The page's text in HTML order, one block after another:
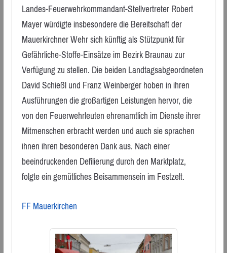
Landes-Feuerwehrkommandant-Stellvertreter Robert
Mayer würdigte insbesondere die Bereitschaft der
Mauerkirchner Wehr sich künftig als Stützpunkt für
Gefährliche-Stoffe-Einsätze im Bezirk Braunau zur
Verfügung zu stellen. Die beiden Landtagsabgeordneten
David Schießl und Franz Weinberger hoben in ihren
Ausführungen die großartigen Leistungen hervor, die
von den Feuerwehrleuten ehrenamtlich im Dienste ihrer
Mitmenschen erbracht werden und auch sie sprachen
ihnen ihren besonderen Dank aus. Nach einer
beeindruckenden Defilierung durch den Marktplatz,
folgte ein gemütliches Beisammensein im Festzelt.
FF Mauerkirchen